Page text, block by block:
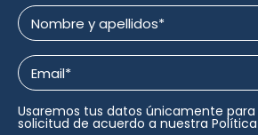
Nombre
y
apellidos
*
Email
*
Usaremos tus datos únicamente
solicitud de acuerdo a nuestra